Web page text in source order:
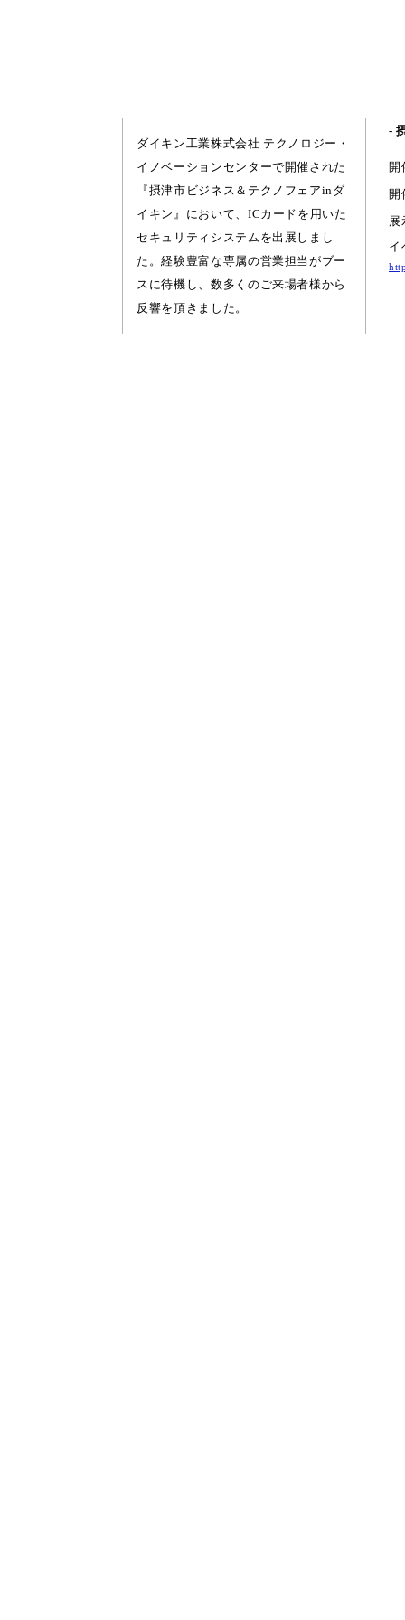
ダイキン工業株式会社 テクノロジー・
イノベーションセンターで開催された
『摂津市ビジネス＆テクノフェアinダ
イキン』において、ICカードを用いた
セキュリティシステムを出展しまし
た。経験豊富な専属の営業担当がブー
スに待機し、数多くのご来場者様から
反響を頂きました。
-
開
開
展
イ